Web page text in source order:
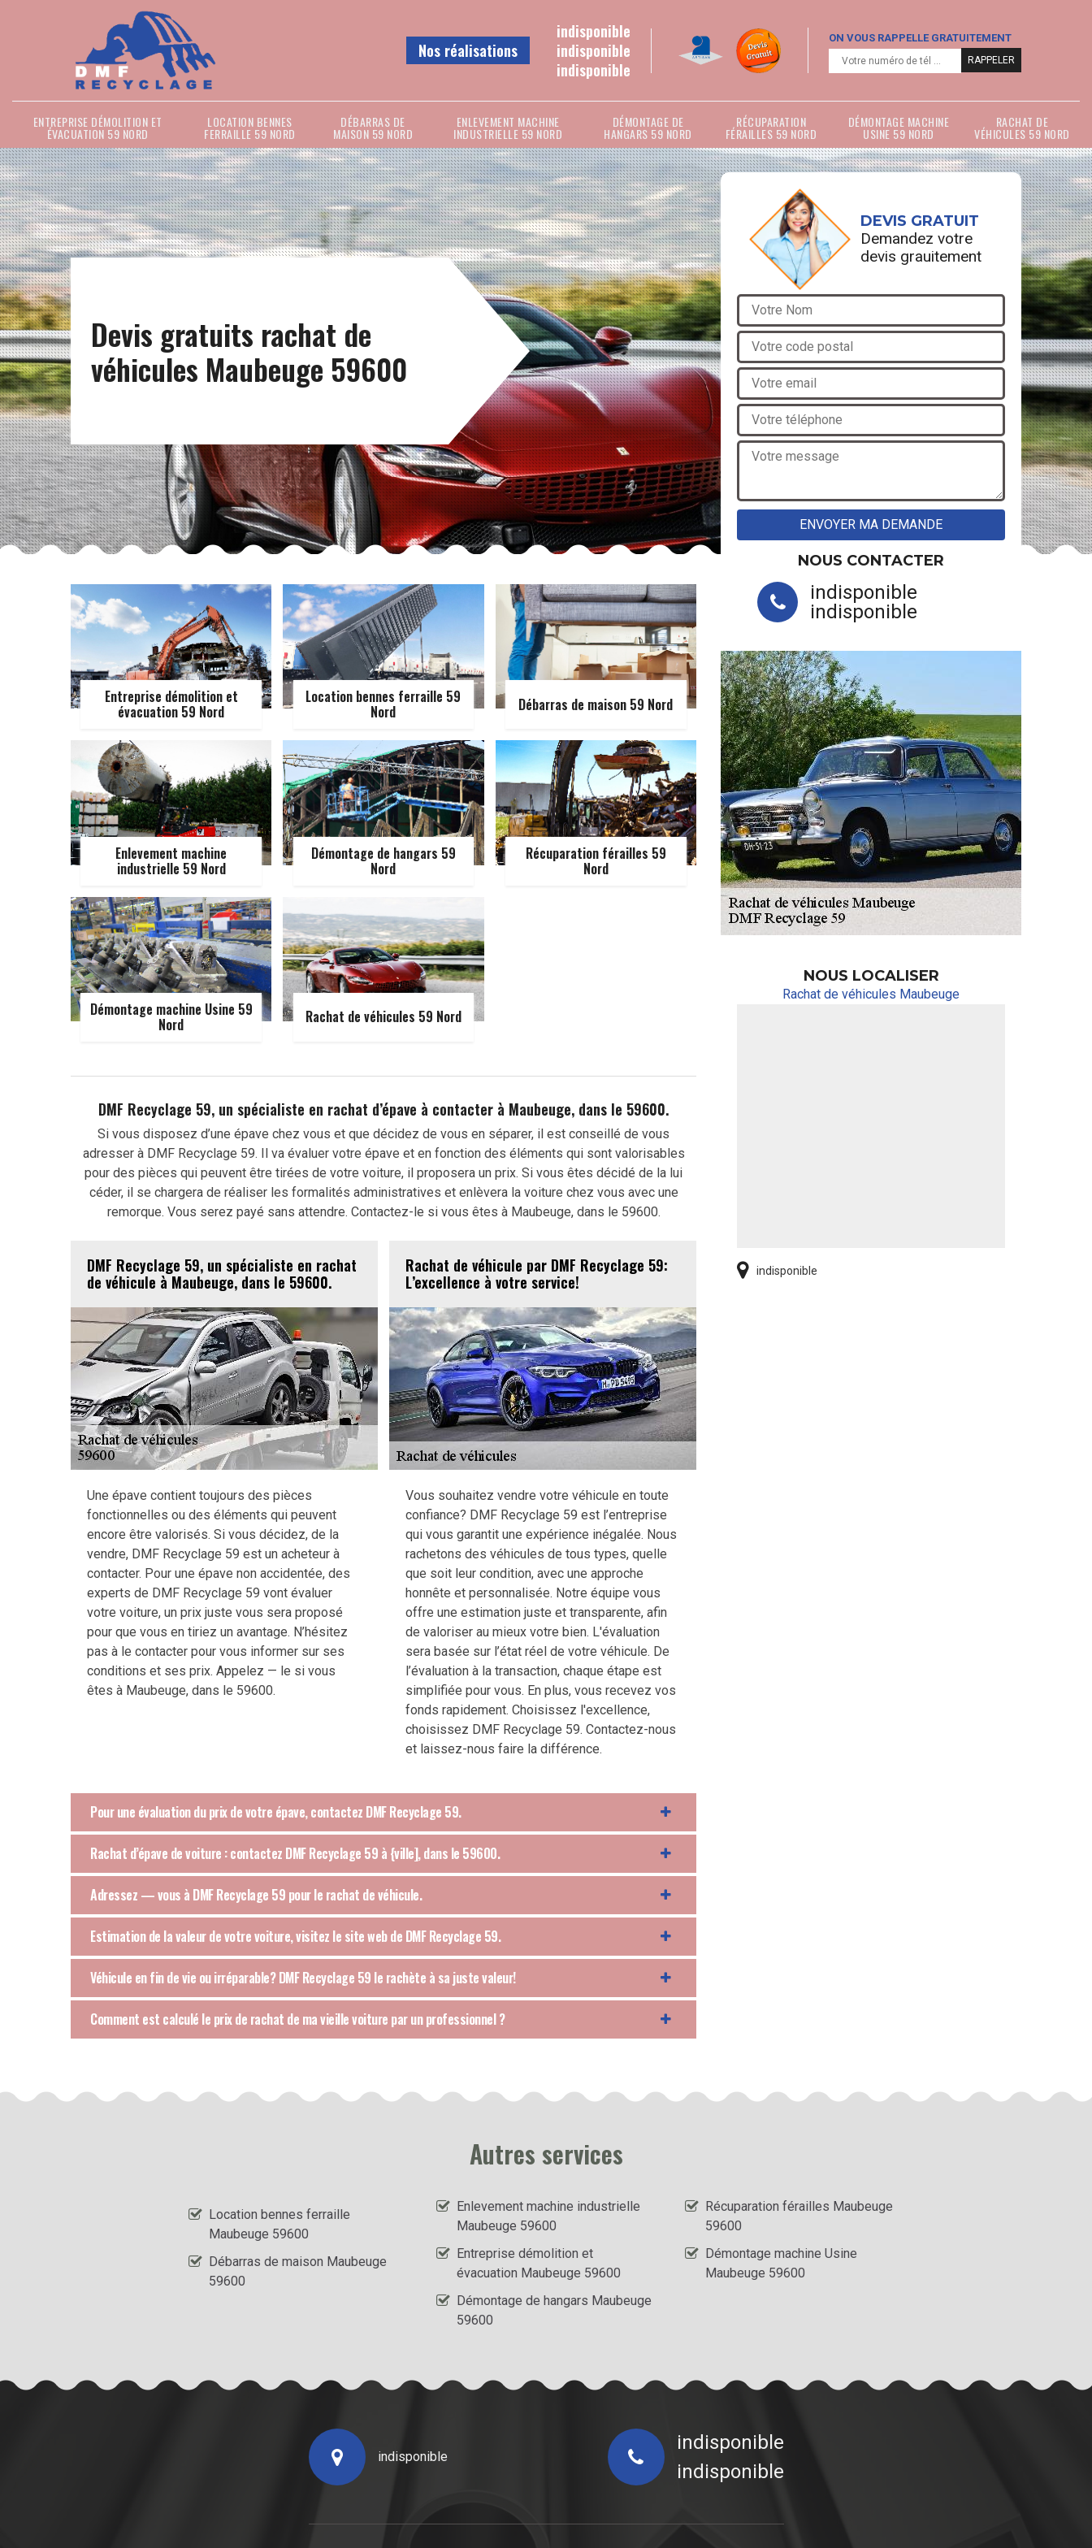
Nos réalisations
indisponible
indisponible
indisponible
ON VOUS RAPPELLE GRATUITEMENT
ENTREPRISE DÉMOLITION ET
ÉVACUATION 59 NORD
LOCATION BENNES
FERRAILLE 59 NORD
DÉBARRAS DE
MAISON 59 NORD
ENLEVEMENT MACHINE
INDUSTRIELLE 59 NORD
DÉMONTAGE DE
HANGARS 59 NORD
RÉCUPARATION
FÉRAILLES 59 NORD
DÉMONTAGE MACHINE
USINE 59 NORD
RACHAT DE
VÉHICULES 59 NORD
Devis gratuits rachat de
véhicules Maubeuge 59600
Entreprise démolition et
évacuation 59 Nord
Location bennes ferraille 59
Nord Débarras de maison 59 Nord
Enlevement machine
industrielle 59 Nord
Démontage de hangars 59
Nord
Récuparation férailles 59
Nord
Démontage machine Usine 59
Nord Rachat de véhicules 59 Nord
DMF Recyclage 59, un spécialiste en rachat d’épave à contacter à Maubeuge, dans le 59600.
Si vous disposez d’une épave chez vous et que décidez de vous en séparer, il est conseillé de vous
adresser à DMF Recyclage 59. Il va évaluer votre épave et en fonction des éléments qui sont valorisables
pour des pièces qui peuvent être tirées de votre voiture, il proposera un prix. Si vous êtes décidé de la lui
céder, il se chargera de réaliser les formalités administratives et enlèvera la voiture chez vous avec une
remorque. Vous serez payé sans attendre. Contactez-le si vous êtes à Maubeuge, dans le 59600.
DMF Recyclage 59, un spécialiste en rachat
de véhicule à Maubeuge, dans le 59600.
Une épave contient toujours des pièces
fonctionnelles ou des éléments qui peuvent
encore être valorisés. Si vous décidez, de la
vendre, DMF Recyclage 59 est un acheteur à
contacter. Pour une épave non accidentée, des
experts de DMF Recyclage 59 vont évaluer
votre voiture, un prix juste vous sera proposé
pour que vous en tiriez un avantage. N’hésitez
pas à le contacter pour vous informer sur ses
conditions et ses prix. Appelez — le si vous
êtes à Maubeuge, dans le 59600.
Rachat de véhicule par DMF Recyclage 59:
L’excellence à votre service!
Vous souhaitez vendre votre véhicule en toute
confiance? DMF Recyclage 59 est l’entreprise
qui vous garantit une expérience inégalée. Nous
rachetons des véhicules de tous types, quelle
que soit leur condition, avec une approche
honnête et personnalisée. Notre équipe vous
offre une estimation juste et transparente, afin
de valoriser au mieux votre bien. L'évaluation
sera basée sur l’état réel de votre véhicule. De
l’évaluation à la transaction, chaque étape est
simplifiée pour vous. En plus, vous recevez vos
fonds rapidement. Choisissez l'excellence,
choisissez DMF Recyclage 59. Contactez-nous
et laissez-nous faire la différence.
Pour une évaluation du prix de votre épave, contactez DMF Recyclage 59.
Rachat d’épave de voiture : contactez DMF Recyclage 59 à {ville], dans le 59600.
Adressez — vous à DMF Recyclage 59 pour le rachat de véhicule.
Estimation de la valeur de votre voiture, visitez le site web de DMF Recyclage 59.
Véhicule en fin de vie ou irréparable? DMF Recyclage 59 le rachète à sa juste valeur!
Comment est calculé le prix de rachat de ma vieille voiture par un professionnel ?
DEVIS GRATUIT
Demandez votre
devis grauitement
NOUS CONTACTER
indisponible
indisponible
NOUS LOCALISER
Rachat de véhicules Maubeuge
indisponible
Autres services
Location bennes ferraille
Maubeuge 59600
Débarras de maison Maubeuge
59600
Enlevement machine industrielle
Maubeuge 59600
Entreprise démolition et
évacuation Maubeuge 59600
Démontage de hangars Maubeuge
59600
Récuparation férailles Maubeuge
59600
Démontage machine Usine
Maubeuge 59600
indisponible
indisponible
indisponible